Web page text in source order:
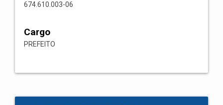
674.610.003-06
Cargo
PREFEITO